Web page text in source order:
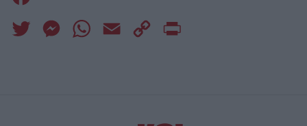
Twitter MessengerWhatsApp
Email
Copy